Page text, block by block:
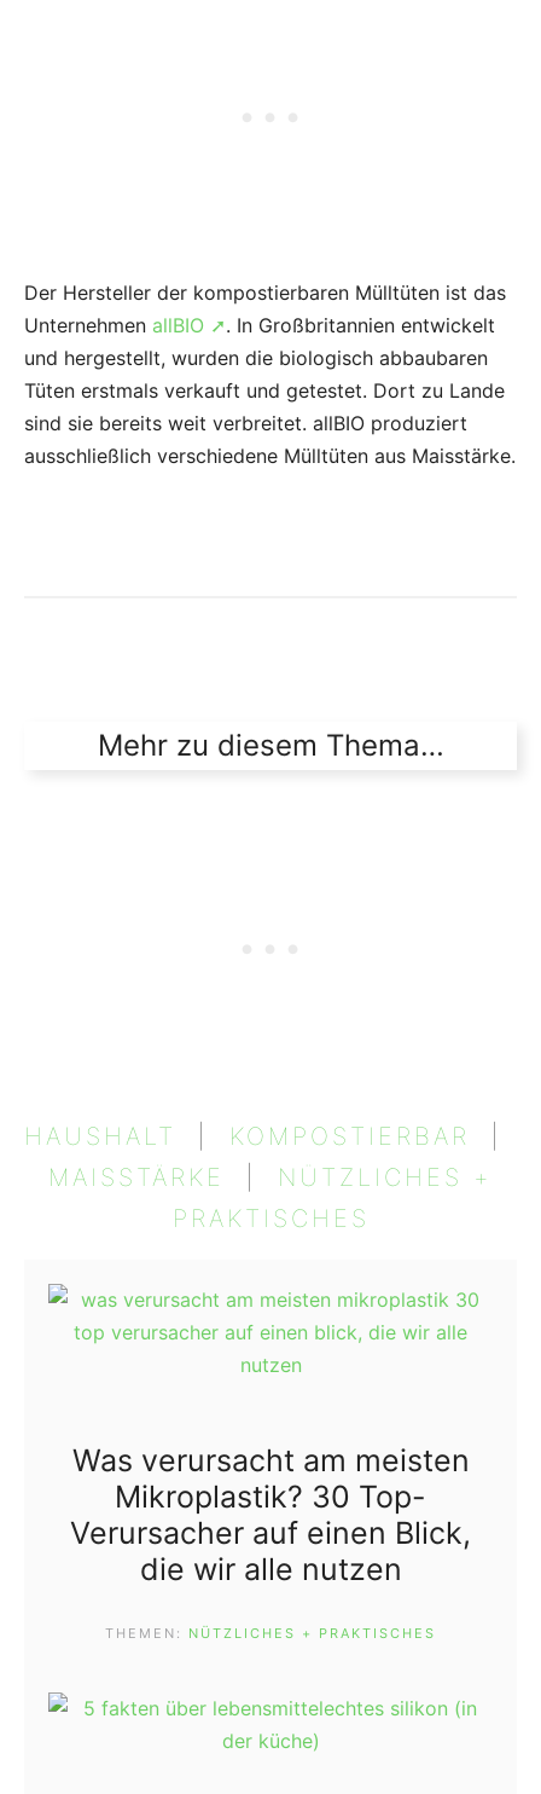
Der Hersteller der kompostierbaren Mülltüten ist das
Unternehmen allBIO ➚. In Großbritannien entwickelt
und hergestellt, wurden die biologisch abbaubaren
Tüten erstmals verkauft und getestet. Dort zu Lande
sind sie bereits weit verbreitet. allBIO produziert
ausschließlich verschiedene Mülltüten aus Maisstärke.
Mehr zu diesem Thema…
HAUSHALT KOMPOSTIERBAR
MAISSTÄRKE
NÜTZLICHES +
PRAKTISCHES
Was verursacht am meisten
Mikroplastik? 30 Top-
Verursacher auf einen Blick,
die wir alle nutzen
THEMEN: NÜTZLICHES + PRAKTISCHES